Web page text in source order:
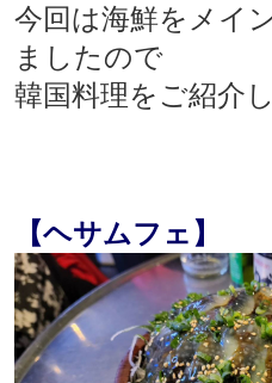
今回は海鮮をメイ
ましたので
韓国料理をご紹介
【ヘサムフェ】